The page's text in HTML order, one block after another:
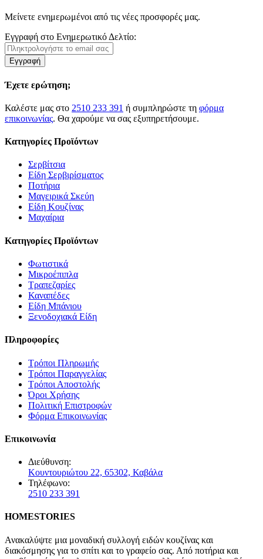
Μείνετε ενημερωμένοι από τις νέες προσφορές μας.
Εγγραφή στο Ενημερωτικό Δελτίο:
Εγγραφή
Έχετε ερώτηση;
Καλέστε μας στο 2510 233 391 ή συμπληρώστε τη φόρμα
επικοινωνίας. Θα χαρούμε να σας εξυπηρετήσουμε.
Κατηγορίες Προϊόντων
Σερβίτσια
Είδη Σερβιρίσματος
Ποτήρια
Μαγειρικά Σκεύη
Είδη Κουζίνας
Μαχαίρια
Κατηγορίες Προϊόντων
Φωτιστικά
Μικροέπιπλα
Τραπεζαρίες
Καναπέδες
Είδη Μπάνιου
Ξενοδοχιακά Είδη
Πληροφορίες
Τρόποι Πληρωμής
Τρόποι Παραγγελίας
Τρόποι Αποστολής
Όροι Χρήσης
Πολιτική Επιστροφών
Φόρμα Επικοινωνίας
Επικοινωνία
Διεύθυνση:
Κουντουριώτου 22, 65302, Καβάλα
Τηλέφωνο:
2510 233 391
HOMESTORIES
Ανακαλύψτε μια μοναδική συλλογή ειδών κουζίνας και
διακόσμησης για το σπίτι και το γραφείο σας. Από ποτήρια και